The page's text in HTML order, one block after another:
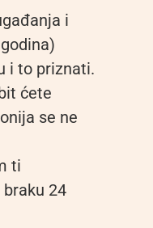
i
i to priznati.
ćete
se ne
ti
24